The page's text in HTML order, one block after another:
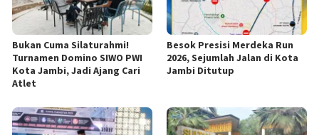
Bukan Cuma Silaturahmi!
Turnamen Domino SIWO PWI
Kota Jambi, Jadi Ajang Cari
Atlet
Besok Presisi Merdeka Run
2026, Sejumlah Jalan di Kota
Jambi Ditutup